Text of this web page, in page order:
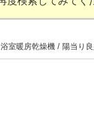
室暖房乾燥機 / 陽当り